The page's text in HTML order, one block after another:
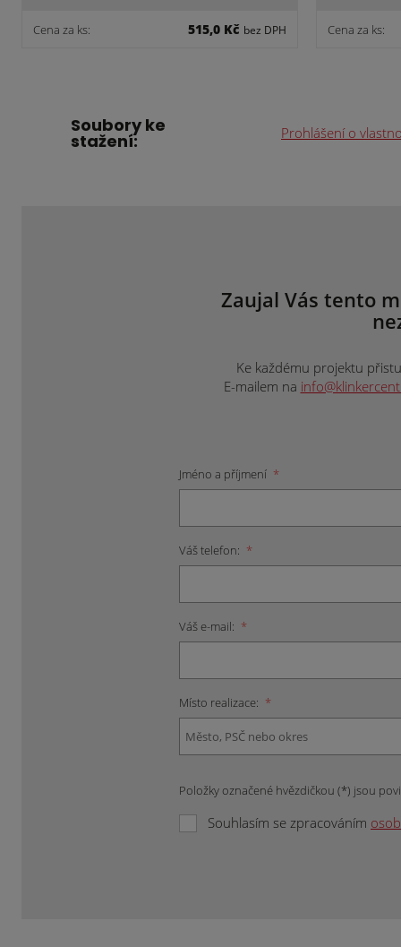
Cena za ks: 515,0 Kč bez DPH Cena za ks:
Soubory ke
stažení: Prohlášení o
Zaujal Vás tento
Ke každému projektu
E-mailem na
Jméno a příjmení *
Váš telefon: *
Váš e-mail: *
Místo realizace: *
Položky označené hvězdičkou (*) jsou
Souhlasím se zpracováním